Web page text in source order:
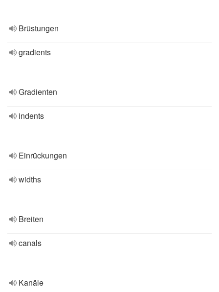
Brüstungen
gradients
Gradienten
indents
Einrückungen
widths
Breiten
canals
Kanäle